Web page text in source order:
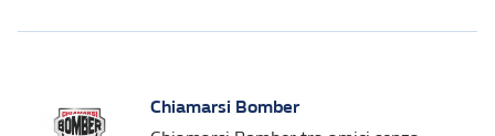
Chiamarsi Bomber